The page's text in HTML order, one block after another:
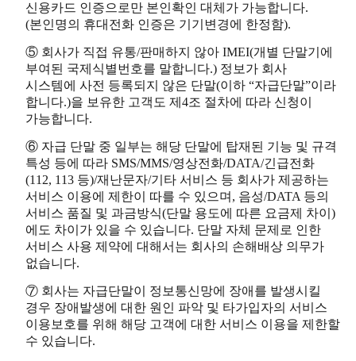
신용카드 인증으로만 본인확인 대체가 가능합니다.
(본인명의 휴대전화 인증은 기기변경에 한정함).
⑤ 회사가 직접 유통/판매하지 않아 IMEI(개별 단말기에
부여된 국제식별번호를 말합니다.) 정보가 회사
시스템에 사전 등록되지 않은 단말(이하 “자급단말”이라
합니다.)을 보유한 고객도 제4조 절차에 따라 신청이
가능합니다.
⑥ 자급 단말 중 일부는 해당 단말에 탑재된 기능 및 규격
특성 등에 따라 SMS/MMS/영상전화/DATA/긴급전화
(112, 113 등)/재난문자/기타 서비스 등 회사가 제공하는
서비스 이용에 제한이 따를 수 있으며, 음성/DATA 등의
서비스 품질 및 과금방식(단말 용도에 따른 요금제 차이)
에도 차이가 있을 수 있습니다. 단말 자체 문제로 인한
서비스 사용 제약에 대해서는 회사의 손해배상 의무가
없습니다.
⑦ 회사는 자급단말이 정보통신망에 장애를 발생시킬
경우 장애발생에 대한 원인 파악 및 타가입자의 서비스
이용보호를 위해 해당 고객에 대한 서비스 이용을 제한할
수 있습니다.